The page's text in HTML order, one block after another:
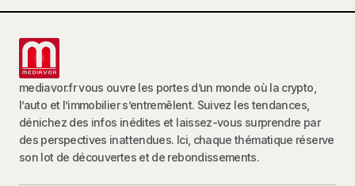
mediavor.fr vous ouvre les portes d’un monde où la crypto,
l’auto et l’immobilier s’entremêlent. Suivez les tendances,
dénichez des infos inédites et laissez-vous surprendre par
des perspectives inattendues. Ici, chaque thématique réserve
son lot de découvertes et de rebondissements.